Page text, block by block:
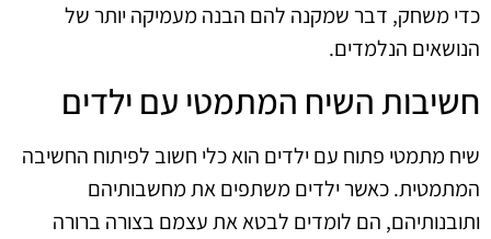
כדי משחק, דבר שמקנה להם הבנה מעמיקה יותר של
הנושאים הנלמדים.
חשיבות השיח המתמטי עם ילדים
שיח מתמטי פתוח עם ילדים הוא כלי חשוב לפיתוח החשיבה
המתמטית. כאשר ילדים משתפים את מחשבותיהם
ותובנותיהם, הם לומדים לבטא את עצמם בצורה ברורה